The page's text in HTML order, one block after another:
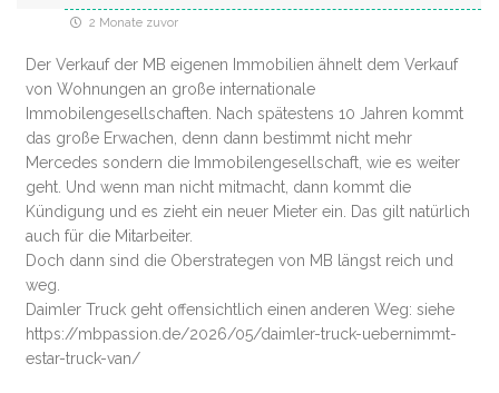
2 Monate zuvor
Der Verkauf der MB eigenen Immobilien ähnelt dem Verkauf
von Wohnungen an große internationale
Immobilengesellschaften. Nach spätestens 10 Jahren kommt
das große Erwachen, denn dann bestimmt nicht mehr
Mercedes sondern die Immobilengesellschaft, wie es weiter
geht. Und wenn man nicht mitmacht, dann kommt die
Kündigung und es zieht ein neuer Mieter ein. Das gilt natürlich
auch für die Mitarbeiter.
Doch dann sind die Oberstrategen von MB längst reich und
weg.
Daimler Truck geht offensichtlich einen anderen Weg: siehe
https://mbpassion.de/2026/05/daimler-truck-uebernimmt-
estar-truck-van/